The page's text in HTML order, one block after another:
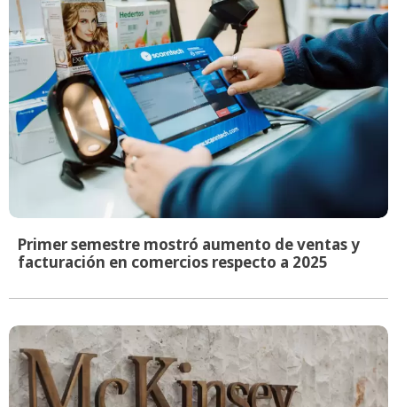
Primer semestre mostró aumento de ventas y
facturación en comercios respecto a 2025